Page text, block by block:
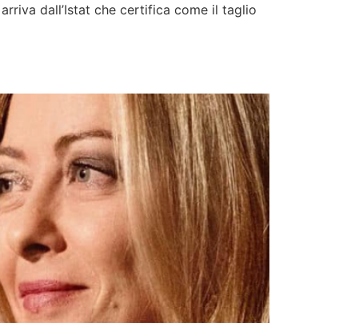
dall’Istat che certifica come il taglio